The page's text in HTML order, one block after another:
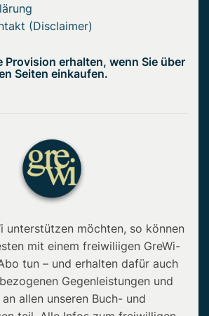
(Disclaimer)
Provision erhalten, wenn Sie über
Seiten einkaufen.
unterstützen möchten, so können
mit einem freiwiliigen GreWi-
tun – und erhalten dafür auch
Gegenleistungen und
an allen unseren Buch- und